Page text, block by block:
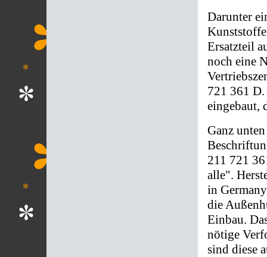
Darunter
Ersatzteil
noch eine
721 361
eingebaut,
Ganz
211 721
alle".
in
die
Einbau.
nötige
sind diese